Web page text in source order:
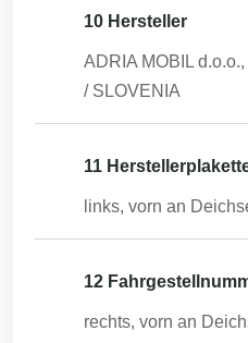
10 Hersteller
ADRIA MOBIL
/ SLOVENIA
11
links, vorn an
12
rechts, vorn an